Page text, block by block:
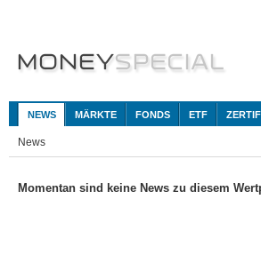
NEWS MÄRKTE FONDS ETF
News
Momentan sind keine News zu diesem